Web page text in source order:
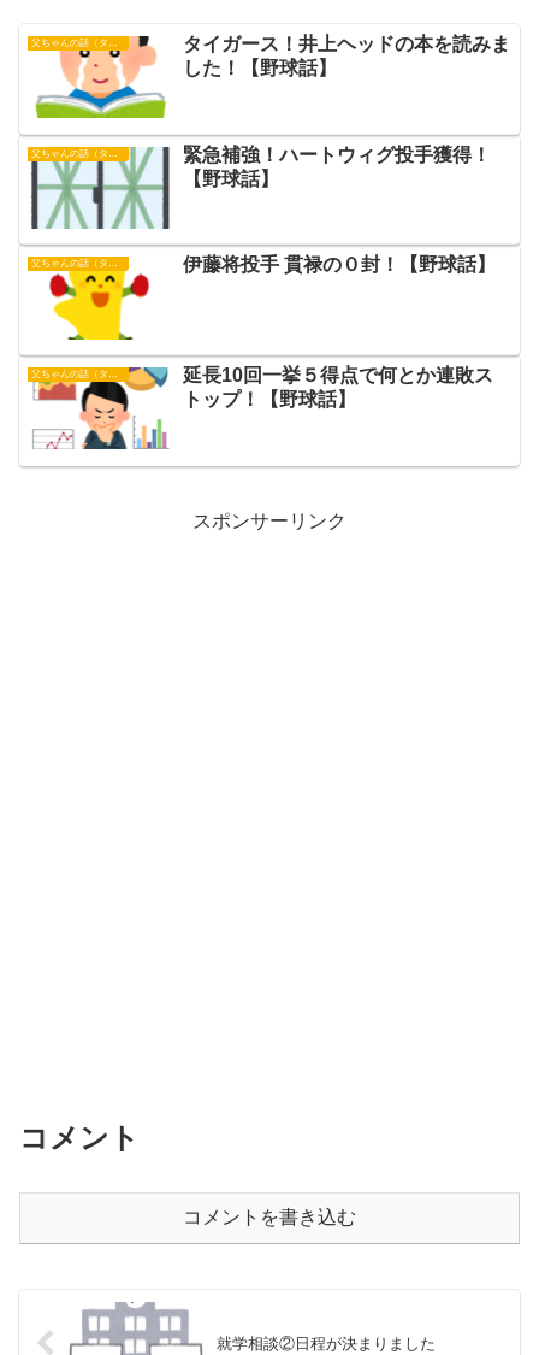
タイガース！井上ヘッドの本を読みま
した！【野球話】
緊急補強！ハートウィグ投手獲得！
【野球話】
父ちゃんの話（タイガース） 伊藤将投手 貫禄の０封！【野球話】
父ちゃんの話（タイガース）
延長10回一挙５得点で何とか連敗ス
トップ！【野球話】
スポンサーリンク
コメント
コメントを書き込む
就学相談②日程が決まりました